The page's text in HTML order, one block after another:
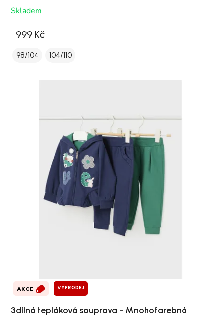
Skladem
999 Kč
98/104 104/110
AKCE VÝPRODEJ
3dílná tepláková souprava - Mnohofarebná